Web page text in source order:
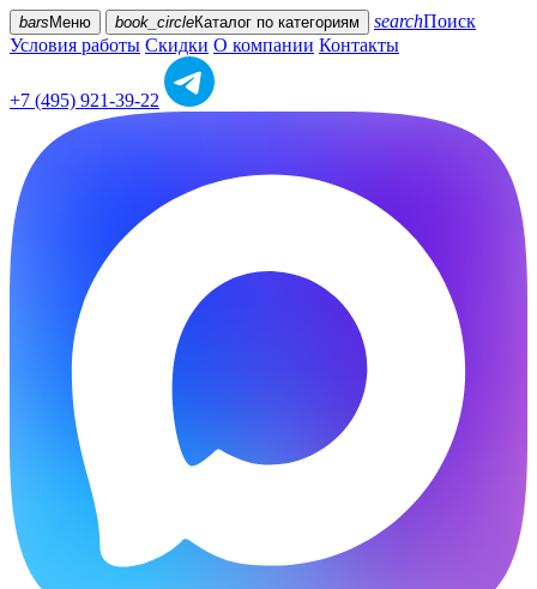
bars Меню book_circleКаталог по категориям searchПоиск
Условия работы Скидки О компании Контакты
+7 (495) 921-39-22